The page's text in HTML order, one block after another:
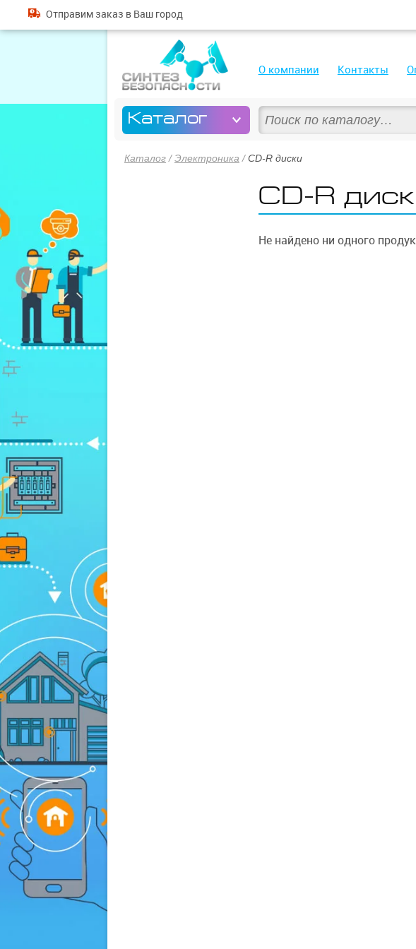
О компании Контакты
Каталог
Отправим заказ в Ваш город
Каталог /Электроника /CD-R диски
CD-R
Не найдено ни одного